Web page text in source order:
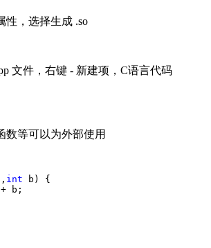
性，选择生成 .so
文件，右键 - 新建项，C语言代码
数等可以为外部使用
int b) {
b;